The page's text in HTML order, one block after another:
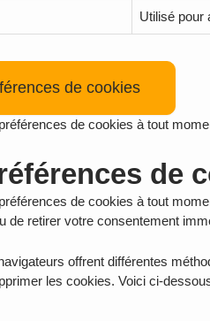
Utilisé pour
de cookies
de cookies à tout
de
de cookies à tout
de retirer votre consentement
offrent différentes
les cookies. Voici ci-